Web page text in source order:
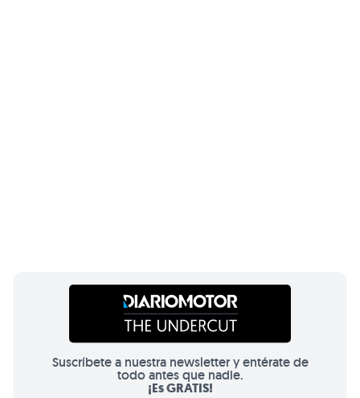
Suscríbete a nuestra newsletter y entérate de
todo antes que nadie.
¡Es GRATIS!